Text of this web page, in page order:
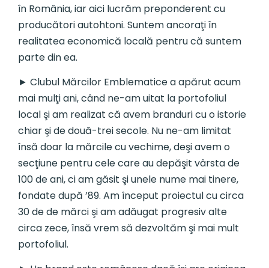
în România, iar aici lucrăm preponderent cu
producători autohtoni. Suntem ancoraţi în
realitatea economică locală pentru că suntem
parte din ea.
► Clubul Mărcilor Emblematice a apărut acum
mai mulţi ani, când ne-am uitat la portofoliul
local şi am realizat că avem branduri cu o istorie
chiar şi de două-trei secole. Nu ne-am limitat
însă doar la mărcile cu vechime, deşi avem o
secţiune pentru cele care au depăşit vârsta de
100 de ani, ci am găsit şi unele nume mai tinere,
fondate după ’89. Am început proiectul cu circa
30 de de mărci şi am adăugat progresiv alte
circa zece, însă vrem să dezvoltăm şi mai mult
portofoliul.